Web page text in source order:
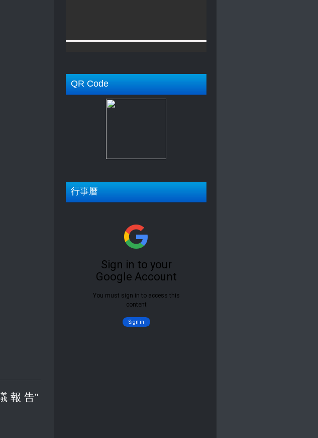
報 告”
QR Code
行事曆